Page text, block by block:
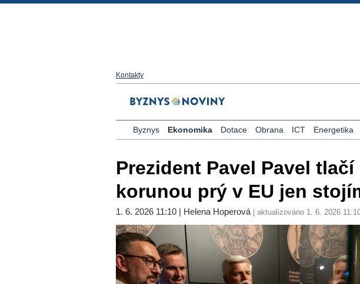
Kontakty
Byznys Ekonomika Dotace Obrana ICT Energetika
Prezident Pavel Pavel
korunou prý v EU jen
1. 6. 2026 11:10 | Helena Hoperová| aktualizováno 1. 6. 2026 11:10